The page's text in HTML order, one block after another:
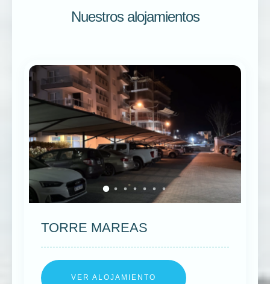
Nuestros alojamientos
TORRE MAREAS
VER ALOJAMIENTO